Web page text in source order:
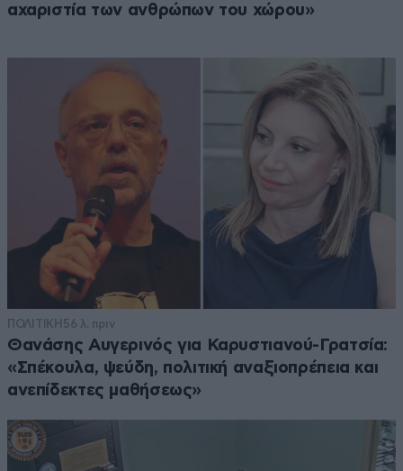
αχαριστία των ανθρώπων του χώρου»
ΠΟΛΙΤΙΚΗ 56 λ. πριν
Θανάσης Αυγερινός για Καρυστιανού-Γρατσία:
«Σπέκουλα, ψεύδη, πολιτική αναξιοπρέπεια και
ανεπίδεκτες μαθήσεως»